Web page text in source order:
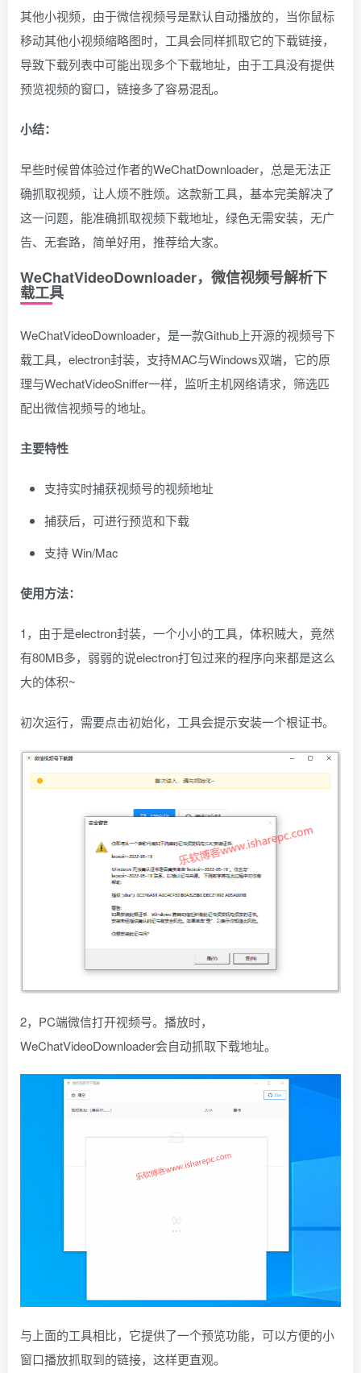
其他小视频，由于微信视频号是默认自动播放的，当你鼠标
移动其他小视频缩略图时，工具会同样抓取它的下载链接，
导致下载列表中可能出现多个下载地址，由于工具没有提供
预览视频的窗口，链接多了容易混乱。
小结：
早些时候曾体验过作者的WeChatDownloader，总是无法正
确抓取视频，让人烦不胜烦。这款新工具，基本完美解决了
这一问题，能准确抓取视频下载地址，绿色无需安装，无广
告、无套路，简单好用，推荐给大家。
WeChatVideoDownloader，微信视频号解析下
载工具
WeChatVideoDownloader，是一款Github上开源的视频号下
载工具，electron封装，支持MAC与Windows双端，它的原
理与WechatVideoSniffer一样，监听主机网络请求，筛选匹
配出微信视频号的地址。
主要特性
支持实时捕获视频号的视频地址
捕获后，可进行预览和下载
支持 Win/Mac
使用方法：
1，由于是electron封装，一个小小的工具，体积贼大，竟然
有80MB多，弱弱的说electron打包过来的程序向来都是这么
大的体积~
初次运行，需要点击初始化，工具会提示安装一个根证书。
2，PC端微信打开视频号。播放时，
WeChatVideoDownloader会自动抓取下载地址。
与上面的工具相比，它提供了一个预览功能，可以方便的小
窗口播放抓取到的链接，这样更直观。